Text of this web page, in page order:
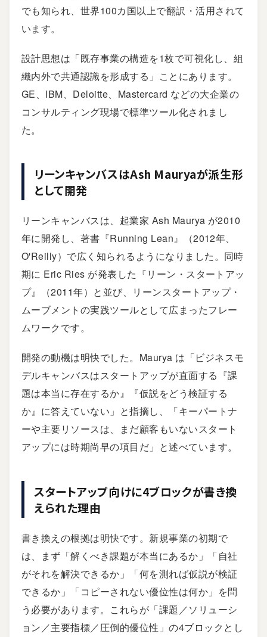
でも知られ、世界100カ国以上で翻訳・活用されて
います。
設計思想は「既存事業の構造を1枚で可視化し、組
織内外で共通認識を形成する」ことにあります。
GE、IBM、Deloitte、Mastercard などの大企業の
コンサルティング現場で標準ツール化されまし
た。
リーンキャンバスはAsh Mauryaが派生形
として開発
リーンキャンバスは、起業家 Ash Maurya が2010
年に開発し、著書『Running Lean』（2012年、
O'Reilly）で広く知られるようになりました。同時
期に Eric Ries が発表した『リーン・スタートアッ
プ』（2011年）と並び、リーンスタートアップ・
ムーブメントの実践ツールとして広まったフレー
ムワークです。
開発の動機は明快でした。Maurya は「ビジネスモ
デルキャンバスはスタートアップが直面する『課
題は本当に存在するか』『仮説をどう検証する
か』に答えていない」と指摘し、「キーパートナ
ーや主要リソースは、まだ顧客もいないスタート
アップには時期尚早の項目だ」と述べています。
スタートアップ向けに4ブロックが書き換
えられた理由
書き換えの根拠は明快です。新規事業の初期で
は、まず「解くべき課題が本当にあるか」「自社
がそれを解決できるか」「何を測れば仮説が検証
できるか」「コピーされない優位性は何か」を問
う必要があります。これらが「課題／ソリューシ
ョン／主要指標／圧倒的優位性」の4ブロックとし